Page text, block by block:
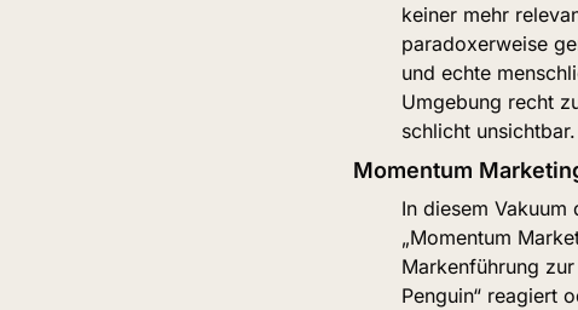
keiner mehr
paradoxerweise
und echte
Umgebung recht
schlicht unsichtbar.
Momentum
In diesem
„Momentum
Markenführung
Penguin“ reagiert